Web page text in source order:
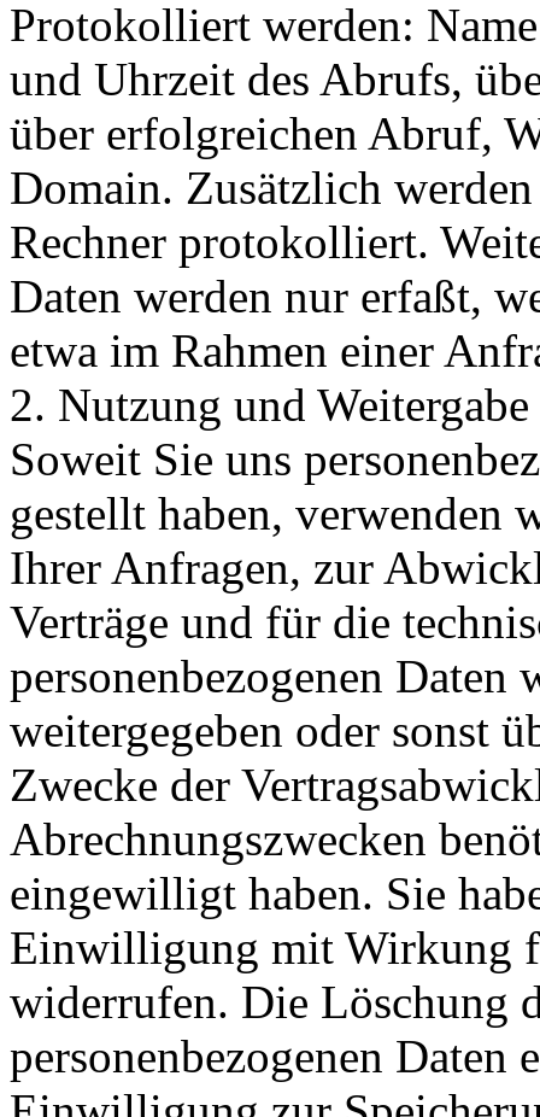
Protokolliert werden:
und Uhrzeit des Abrufs,
über erfolgreichen Abruf,
Domain. Zusätzlich
Rechner protokolliert.
Daten werden nur erfaßt,
etwa im Rahmen einer
2. Nutzung und
Soweit Sie uns
gestellt haben, verwenden
Ihrer Anfragen, zur
Verträge und für die
personenbezogenen Daten
weitergegeben oder sonst
Zwecke der
Abrechnungszwecken
eingewilligt haben. Sie
Einwilligung mit Wirkung
widerrufen. Die Löschung
personenbezogenen